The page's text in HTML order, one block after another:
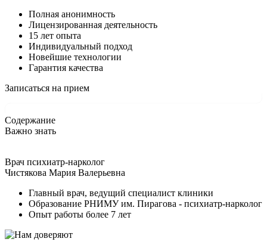
Полная анонимность
Лицензированная деятельность
15 лет опыта
Индивидуальный подход
Новейшие технологии
Гарантия качества
Записаться на прием
Содержание
Важно знать
Врач психиатр-нарколог
Чистякова Мария Валерьевна
Главный врач, ведущий специалист клиники
Образование РНИМУ им. Пирагова - психиатр-нарколог
Опыт работы более 7 лет